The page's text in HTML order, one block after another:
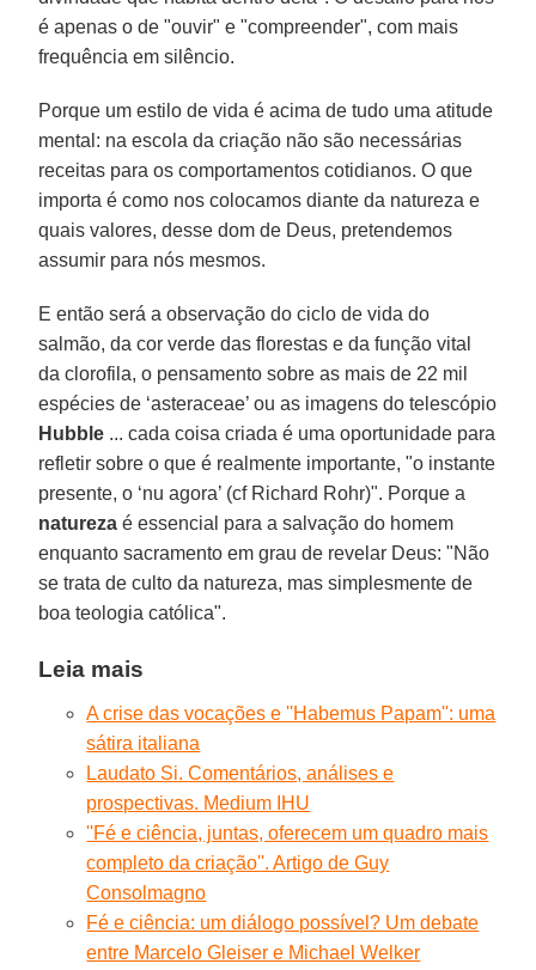
é apenas o de "ouvir" e "compreender", com mais
frequência em silêncio.
Porque um estilo de vida é acima de tudo uma atitude
mental: na escola da criação não são necessárias
receitas para os comportamentos cotidianos. O que
importa é como nos colocamos diante da natureza e
quais valores, desse dom de Deus, pretendemos
assumir para nós mesmos.
E então será a observação do ciclo de vida do
salmão, da cor verde das florestas e da função vital
da clorofila, o pensamento sobre as mais de 22 mil
espécies de ‘asteraceae’ ou as imagens do telescópio
Hubble ... cada coisa criada é uma oportunidade para
refletir sobre o que é realmente importante, "o instante
presente, o ‘nu agora’ (cf Richard Rohr)". Porque a
natureza é essencial para a salvação do homem
enquanto sacramento em grau de revelar Deus: "Não
se trata de culto da natureza, mas simplesmente de
boa teologia católica".
Leia mais
A crise das vocações e ''Habemus Papam'': uma
sátira italiana
Laudato Si. Comentários, análises e
prospectivas. Medium IHU
''Fé e ciência, juntas, oferecem um quadro mais
completo da criação''. Artigo de Guy
Consolmagno
Fé e ciência: um diálogo possível? Um debate
entre Marcelo Gleiser e Michael Welker